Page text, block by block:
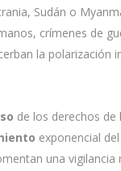
Sudán o
crímenes de
la
de los derechos
exponencial
una